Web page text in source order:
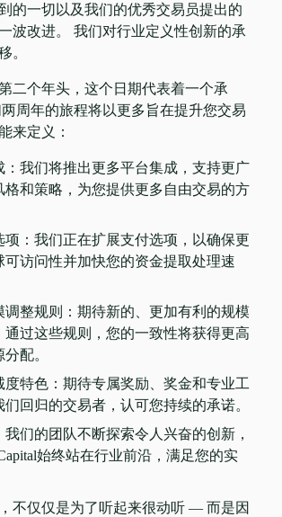
的一切以及我们的优秀交易员提出的
波改进。 我们对行业定义性创新的承
。
二个年头，这个日期代表着一个承
周年的旅程将以更多旨在提升您交易
来定义：
：我们将推出更多平台集成，支持更广
格和策略，为您提供更多自由交易的方
项：我们正在扩展支付选项，以确保更
可访问性并加快您的资金提取处理速
调整规则：期待新的、更加有利的规模
通过这些规则，您的一致性将获得更高
配。
度特色：期待专属奖励、奖金和专业工
回归的交易者，认可您持续的承诺。
我们的团队不断探索令人兴奋的创新，
始终站在行业前沿，满足您的实
不仅仅是为了听起来很动听 — 而是因